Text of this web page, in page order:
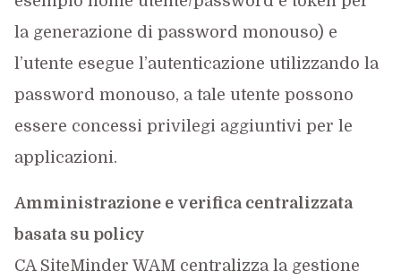
la generazione di password monouso) e
l’utente esegue l’autenticazione utilizzando la
password monouso, a tale utente possono
essere concessi privilegi aggiuntivi per le
applicazioni.
Amministrazione e verifica centralizzata
basata su policy
CA SiteMinder WAM centralizza la gestione